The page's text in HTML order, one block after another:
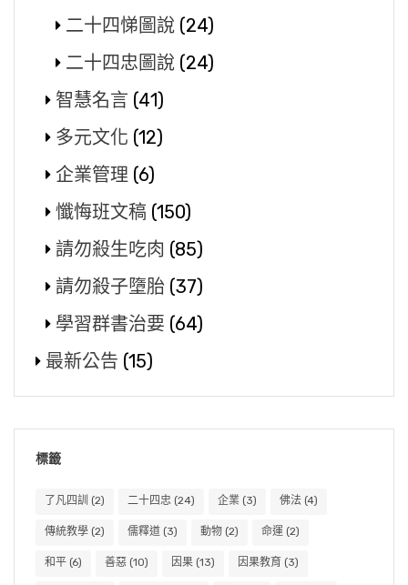
二十四悌圖說 (24)
二十四忠圖說 (24)
智慧名言 (41)
多元文化 (12)
企業管理 (6)
懺悔班文稿 (150)
請勿殺生吃肉 (85)
請勿殺子墮胎 (37)
學習群書治要 (64)
最新公告 (15)
標籤
了凡四訓 (2) 二十四忠 (24) 企業 (3) 佛法 (4)
傳統教學 (2) 儒釋道 (3) 動物 (2) 命運 (2)
和平 (6) 善惡 (10) 因果 (13) 因果教育 (3)